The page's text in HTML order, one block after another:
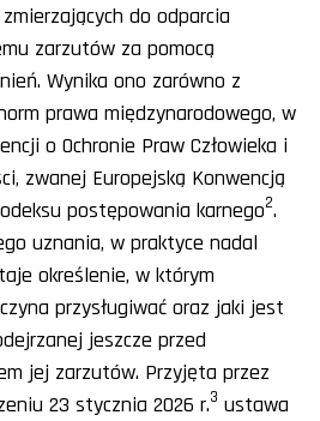
do odparcia
zarzutów za pomocą
Wynika ono zarówno z
prawa międzynarodowego, w
o Ochronie Praw Człowieka i
zwanej Europejską Konwencją
postępowania karnego2.
uznania, w praktyce nadal
określenie, w którym
przysługiwać oraz jaki jest
jeszcze przed
jej zarzutów. Przyjęta przez
23 stycznia 2026 r.3 ustawa